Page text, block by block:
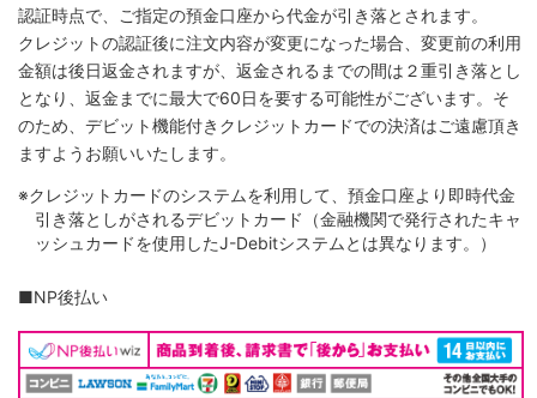
認証時点で、ご指定の預金口座から代金が引き落とされます。
クレジットの認証後に注文内容が変更になった場合、変更前の利用
金額は後日返金されますが、返金されるまでの間は２重引き落とし
となり、返金までに最大で60日を要する可能性がございます。そ
のため、デビット機能付きクレジットカードでの決済はご遠慮頂き
ますようお願いいたします。
※クレジットカードのシステムを利用して、預金口座より即時代金
引き落としがされるデビットカード（金融機関で発行されたキャ
ッシュカードを使用したJ-Debitシステムとは異なります。）
■NP後払い